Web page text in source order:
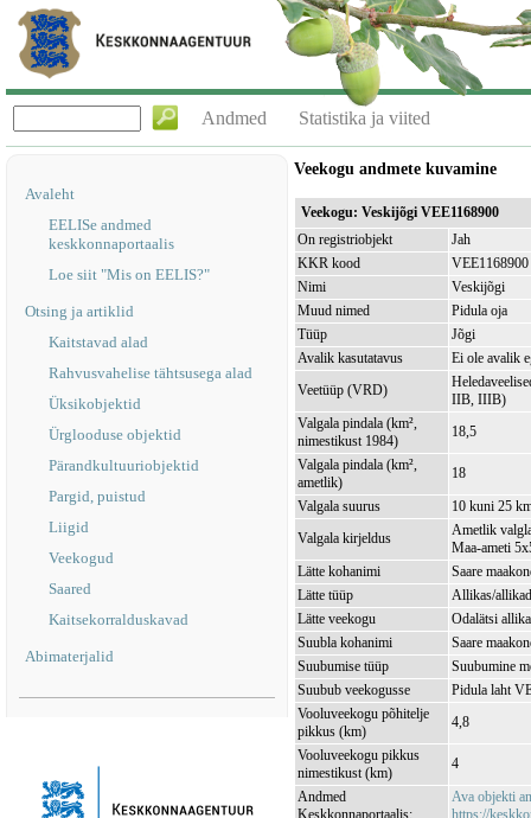
Andmed Statistika ja viited
Avaleht
EELISe andmed
keskkonnaportaalis
Loe siit "Mis on EELIS?"
Otsing ja artiklid
Kaitstavad alad
Rahvusvahelise tähtsusega alad
Üksikobjektid
Ürglooduse objektid
Pärandkultuuriobjektid
Pargid, puistud
Liigid
Veekogud
Saared
Kaitsekorralduskavad
Abimaterjalid
Veekogu andmete kuvamine
Veekogu: Veskijõgi VEE1168900
On registriobjekt
Jah
KKR kood
VEE1168900
Nimi
Veskijõgi
Muud nimed
Pidula oja
Tüüp
Jõgi
Avalik kasutatavus
Ei ole avalik
Veetüüp (VRD)
IIB, IIIB)
Valgala pindala (km²,
nimestikust 1984)
18,5
Valgala pindala (km²,
ametlik)
18
Valgala suurus
10 kuni 25
Valgala kirjeldus
Ametlik
Maa-ameti
Lätte kohanimi
Saare
Lätte tüüp
Allikas/allikad
Lätte veekogu
Odalätsi
Suubla kohanimi
Saare
Suubumise tüüp
Suubumine
Suubub veekogusse
Pidula laht
Vooluveekogu põhitelje
pikkus (km)
4,8
Vooluveekogu pikkus
nimestikust (km)
4
Andmed
Keskkonnaportaalis:
Ava objekti
https://